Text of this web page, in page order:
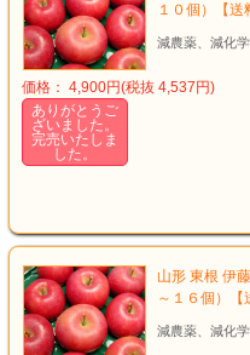
１０個）【送
減農薬、減化
価格： 4,900円(税抜 4,537円)
ありがとうご
ざいました。
完売いたしま
した。
山形 東根 伊
～１６個）【
減農薬、減化